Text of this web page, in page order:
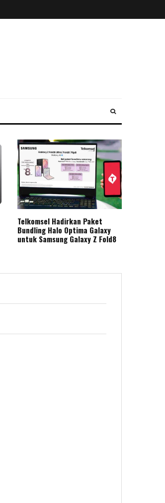
Telkomsel Hadirkan Paket
Bundling Halo Optima Galaxy
untuk Samsung Galaxy Z Fold8